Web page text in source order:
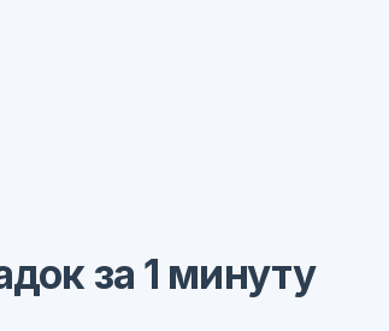
за 1 минуту